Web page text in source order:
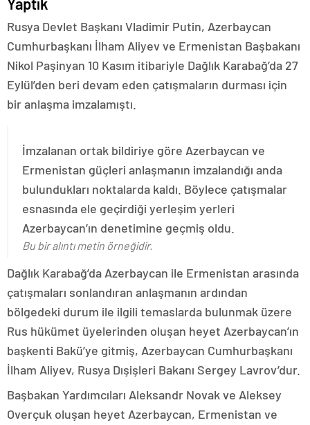
Rusya Devlet Başkanı Vladimir Putin, Azerbaycan
Cumhurbaşkanı İlham Aliyev ve Ermenistan Başbakanı
Nikol Paşinyan 10 Kasım itibariyle Dağlık Karabağ’da 27
Eylül’den beri devam eden çatışmaların durması için
bir anlaşma imzalamıştı.
İmzalanan ortak bildiriye göre Azerbaycan ve
Ermenistan güçleri anlaşmanın imzalandığı anda
bulundukları noktalarda kaldı. Böylece çatışmalar
esnasında ele geçirdiği yerleşim yerleri
Azerbaycan’ın denetimine geçmiş oldu.
Bu bir alıntı metin örneğidir.
Dağlık Karabağ’da Azerbaycan ile Ermenistan arasında
çatışmaları sonlandıran anlaşmanın ardından
bölgedeki durum ile ilgili temaslarda bulunmak üzere
Rus hükümet üyelerinden oluşan heyet Azerbaycan’ın
başkenti Bakü’ye gitmiş, Azerbaycan Cumhurbaşkanı
İlham Aliyev, Rusya Dışişleri Bakanı Sergey Lavrov’dur.
Başbakan Yardımcıları Aleksandr Novak ve Aleksey
Overçuk oluşan heyet Azerbaycan, Ermenistan ve